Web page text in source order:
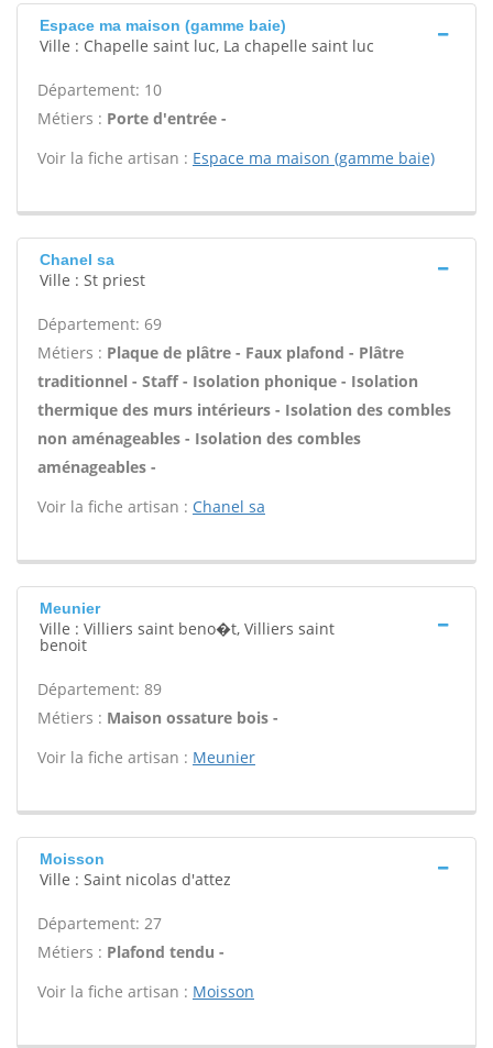
Espace ma maison (gamme baie)
Ville : Chapelle saint luc, La chapelle saint luc
Département: 10
Métiers : Porte d'entrée -
Voir la fiche artisan : Espace ma maison (gamme baie)
Chanel sa
Ville : St priest
Département: 69
Métiers : Plaque de plâtre - Faux plafond - Plâtre
traditionnel - Staff - Isolation phonique - Isolation
thermique des murs intérieurs - Isolation des combles
non aménageables - Isolation des combles
aménageables -
Voir la fiche artisan : Chanel sa
Meunier
Ville : Villiers saint beno�t, Villiers saint
benoit
Département: 89
Métiers : Maison ossature bois -
Voir la fiche artisan : Meunier
Moisson
Ville : Saint nicolas d'attez
Département: 27
Métiers : Plafond tendu -
Voir la fiche artisan : Moisson